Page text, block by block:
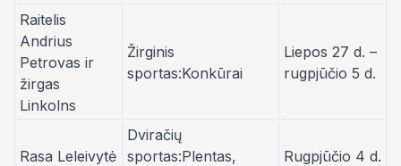
Raitelis
Andrius
Petrovas ir
žirgas
Linkolns
Žirginis
sportas:Konkūrai
Liepos 27 d. –
rugpjūčio 5 d.
Rasa Leleivytė
Dviračių
sportas:Plentas,
Rugpjūčio 4 d.